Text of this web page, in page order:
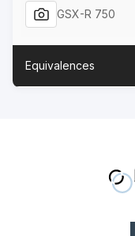
GSX-R 750
Equivalences